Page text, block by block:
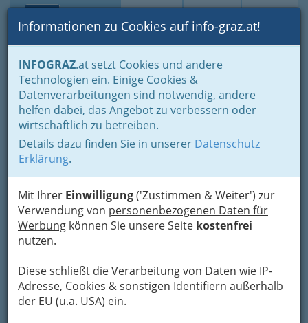
Suche Login Toggle
Informationen zu Cookies auf info-graz.at!
INFOGRAZ.at setzt Cookies und andere
Technologien ein. Einige Cookies &
Datenverarbeitungen sind notwendig, andere
helfen dabei, das Angebot zu verbessern oder
wirtschaftlich zu betreiben.
Details dazu finden Sie in unserer Datenschutz
Erklärung.
Mit Ihrer Einwilligung('Zustimmen & Weiter') zur
Verwendung von personenbezogenen Daten für
Werbung können Sie unsere Seite kostenfrei
nutzen.
Diese schließt die Verarbeitung von Daten wie IP-
Adresse, Cookies & sonstigen Identifiern außerhalb
der EU (u.a. USA) ein.
Home Gastronomie
Cafés, Konditoreien & Eis
Café Restaurants
Mapon - Gastro u.
Handelsgesellschaft m.b.H.
RUDOLF
ERLEBNISBRAUEREI
+43 316 581 334
+43 316 581 477-19
+43 699 1033 3130
Karte